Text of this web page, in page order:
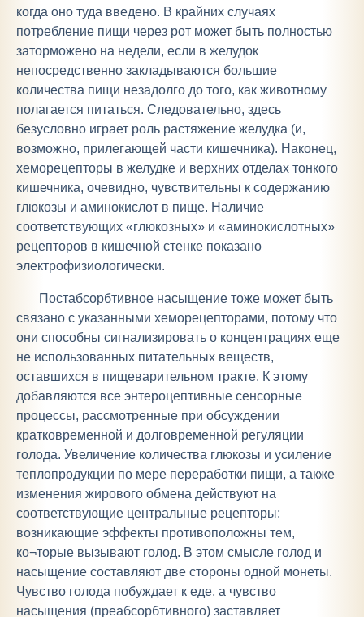
когда оно туда введено. В крайних случаях
потребление пищи через рот может быть полностью
заторможено на недели, если в желудок
непосредственно закладываются большие
количества пищи незадолго до того, как животному
полагается питаться. Следовательно, здесь
безусловно играет роль растяжение желудка (и,
возможно, прилегающей части кишечника). Наконец,
хеморецепторы в желудке и верхних отделах тонкого
кишечника, очевидно, чувствительны к содержанию
глюкозы и аминокислот в пище. Наличие
соответствующих «глюкозных» и «аминокислотных»
рецепторов в кишечной стенке показано
электрофизиологически.
Постабсорбтивное насыщение тоже может быть
связано с указанными хеморецепторами, потому что
они способны сигнализировать о концентрациях еще
не использованных питательных веществ,
оставшихся в пищеварительном тракте. К этому
добавляются все энтероцептивные сенсорные
процессы, рассмотренные при обсуждении
кратковременной и долговременной регуляции
голода. Увеличение количества глюкозы и усиление
теплопродукции по мере переработки пищи, а также
изменения жирового обмена действуют на
соответствующие центральные рецепторы;
возникающие эффекты противоположны тем,
ко¬торые вызывают голод. В этом смысле голод и
насыщение составляют две стороны одной монеты.
Чувство голода побуждает к еде, а чувство
насыщения (преабсорбтивного) заставляет